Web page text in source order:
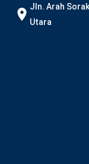
JIn. Arah
Utara